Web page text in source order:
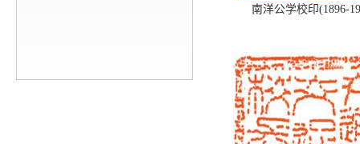
南洋公学校印(1896-